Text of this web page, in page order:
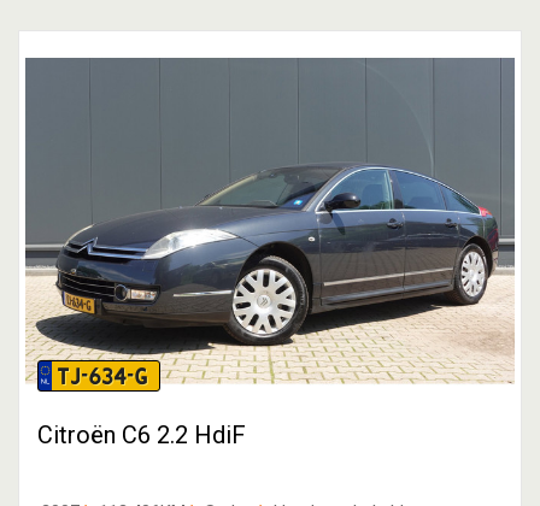
TJ-634-G
Citroën C6 2.2 HdiF